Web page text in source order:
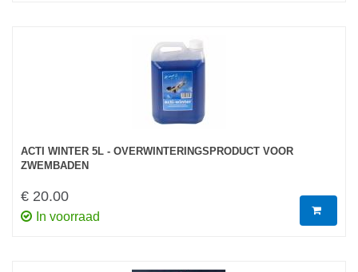
ACTI WINTER 5L - OVERWINTERINGSPRODUCT VOOR
ZWEMBADEN
€ 20.00
In voorraad